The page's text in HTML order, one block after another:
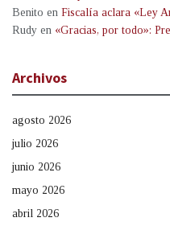
Benito en Fiscalía aclara «Ley
Rudy en «Gracias, por todo»:
Archivos
agosto 2026
julio 2026
junio 2026
mayo 2026
abril 2026